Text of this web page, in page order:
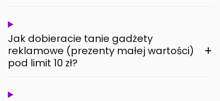
Jak dobieracie tanie gadżety
reklamowe (prezenty małej wartości)
pod limit 10 zł?
+